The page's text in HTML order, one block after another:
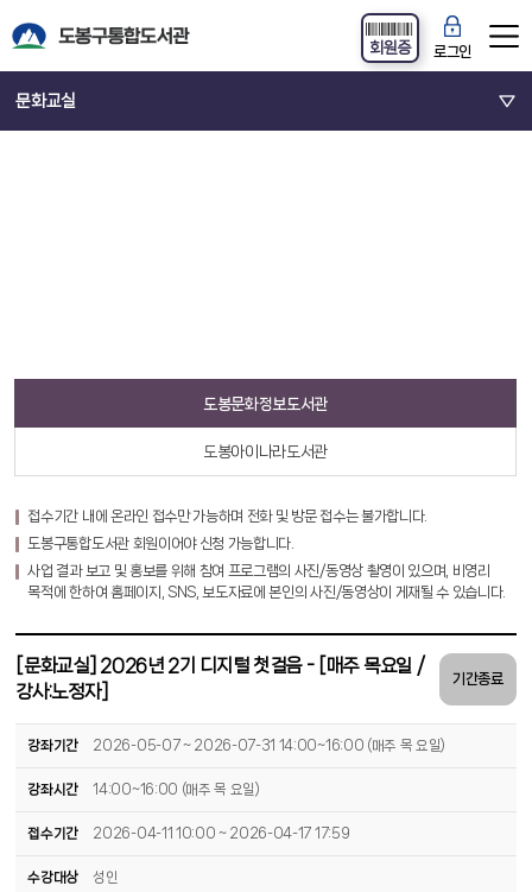
로그인
회원증
문화교실
도봉문화정보도서관
도봉아이나라도서관
접수기간 내에 온라인 접수만 가능하며 전화 및 방문 접수는 불가합니다.
도봉구통합도서관 회원이어야 신청 가능합니다.
사업 결과 보고 및 홍보를 위해 참여 프로그램의 사진/동영상 촬영이 있으며, 비영리
목적에 한하여 홈페이지, SNS, 보도자료에 본인의 사진/동영상이 게재될 수 있습니다.
[문화교실] 2026년 2기 디지털 첫걸음 - [매주 목요일 /
강사:노정자]
기간종료
강좌기간 2026-05-07 ~ 2026-07-31 14:00~16:00 (매주 목 요일)
강좌시간 14:00~16:00 (매주 목 요일)
접수기간 2026-04-11 10:00 ~ 2026-04-17 17:59
수강대상 성인